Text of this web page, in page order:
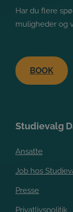
Har du flere
muligheder og
BOOK
Studievalg
Ansatte
Job hos
Presse
Privatlivspolitik